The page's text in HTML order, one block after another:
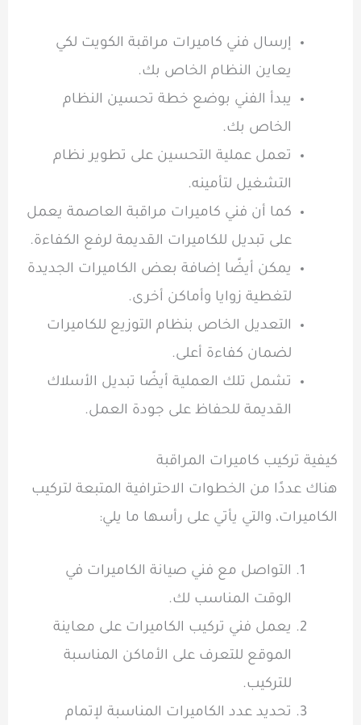
إرسال فني كاميرات مراقبة الكويت لكي
يعاين النظام الخاص بك.
يبدأ الفني بوضع خطة تحسين النظام
الخاص بك.
تعمل عملية التحسين على تطوير نظام
التشغيل لتأمينه.
كما أن فني كاميرات مراقبة العاصمة يعمل
على تبديل للكاميرات القديمة لرفع الكفاءة.
يمكن أيضًا إضافة بعض الكاميرات الجديدة
لتغطية زوايا وأماكن أخرى.
التعديل الخاص بنظام التوزيع للكاميرات
لضمان كفاءة أعلى.
تشمل تلك العملية أيضًا تبديل الأسلاك
القديمة للحفاظ على جودة العمل.
كيفية تركيب كاميرات المراقبة
هناك عددًا من الخطوات الاحترافية المتبعة لتركيب
الكاميرات، والتي يأتي على رأسها ما يلي:
التواصل مع فني صيانة الكاميرات في
الوقت المناسب لك.
يعمل فني تركيب الكاميرات على معاينة
الموقع للتعرف على الأماكن المناسبة
للتركيب.
تحديد عدد الكاميرات المناسبة لإتمام